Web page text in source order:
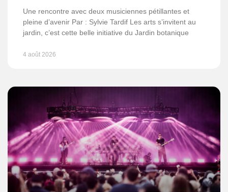
Une rencontre avec deux musiciennes pétillantes et
pleine d’avenir Par : Sylvie Tardif Les arts s’invitent au
jardin, c’est cette belle initiative du Jardin botanique
4 août 2026